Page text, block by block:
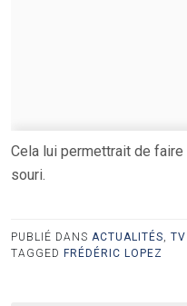
Cela lui permettrait de faire
souri.
PUBLIÉ DANS ACTUALITÉS, TV
TAGGED FRÉDÉRIC LOPEZ